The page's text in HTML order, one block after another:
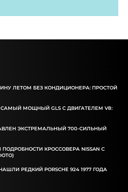
ЛЕТОМ БЕЗ КОНДИЦИОНЕРА: ПРОСТОЙ
САМЫЙ МОЩНЫЙ GLS С ДВИГАТЕЛЕМ V8:
ЭКСТРЕМАЛЬНЫЙ 700-СИЛЬНЫЙ
КРОССОВЕРА NISSAN С
РЕДКИЙ PORSCHE 924 1977 ГОДА